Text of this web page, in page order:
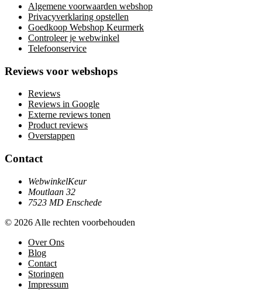
Algemene voorwaarden webshop
Privacyverklaring opstellen
Goedkoop Webshop Keurmerk
Controleer je webwinkel
Telefoonservice
Reviews voor webshops
Reviews
Reviews in Google
Externe reviews tonen
Product reviews
Overstappen
Contact
WebwinkelKeur
Moutlaan 32
7523 MD Enschede
© 2026 Alle rechten voorbehouden
Over Ons
Blog
Contact
Storingen
Impressum